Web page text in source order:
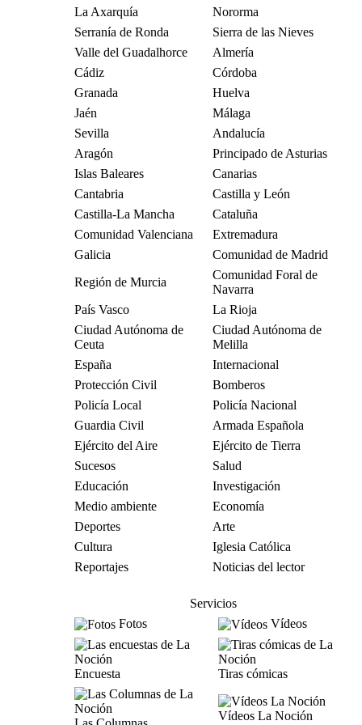
La Axarquía
Nororma
Serranía de Ronda
Sierra de las Nieves
Valle del Guadalhorce
Almería
Cádiz
Córdoba
Granada
Huelva
Jaén
Málaga
Sevilla
Andalucía
Aragón
Principado de Asturias
Islas Baleares
Canarias
Cantabria
Castilla y León
Castilla-La Mancha
Cataluña
Comunidad Valenciana
Extremadura
Galicia
Comunidad de Madrid
Región de Murcia
Comunidad Foral de
Navarra
País Vasco
La Rioja
Ciudad Autónoma de
Ceuta
Ciudad Autónoma de
Melilla
España
Internacional
Protección Civil
Bomberos
Policía Local
Policía Nacional
Guardia Civil
Armada Española
Ejército del Aire
Ejército de Tierra
Sucesos
Salud
Educación
Investigación
Medio ambiente
Economía
Deportes
Arte
Cultura
Iglesia Católica
Reportajes
Noticias del lector
Servicios
Fotos
Vídeos
Encuesta Tiras cómicas
Vídeos La Noción